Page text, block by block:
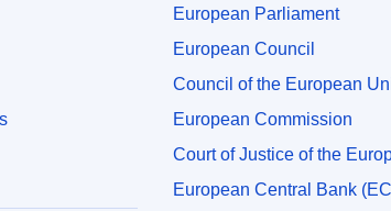
European Parliament
European Council
Council of the European
European Commission
Court of Justice of the
European Central Bank